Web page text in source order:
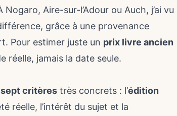
Aire-sur-l’Adour ou Auch, j’ai vu
grâce à une provenance
Pour estimer juste un prix livre ancien
réelle, jamais la date seule.
sept critères très concrets : l’édition
réelle, l’intérêt du sujet et la